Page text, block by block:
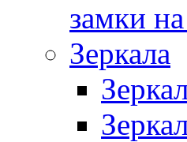
замки
Зеркала